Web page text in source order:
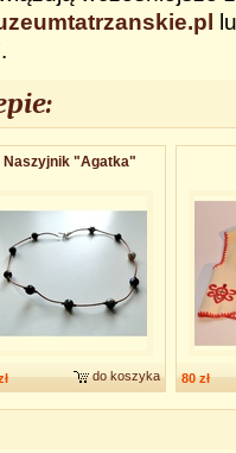
pl
.
Naszyjnik "Agatka"
do koszyka 80 zł